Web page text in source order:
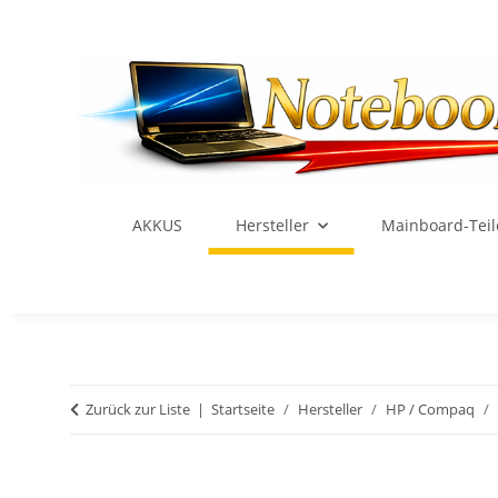
AKKUS Hersteller Mainboard-
Zurück zur Liste Startseite Hersteller HP / Compaq